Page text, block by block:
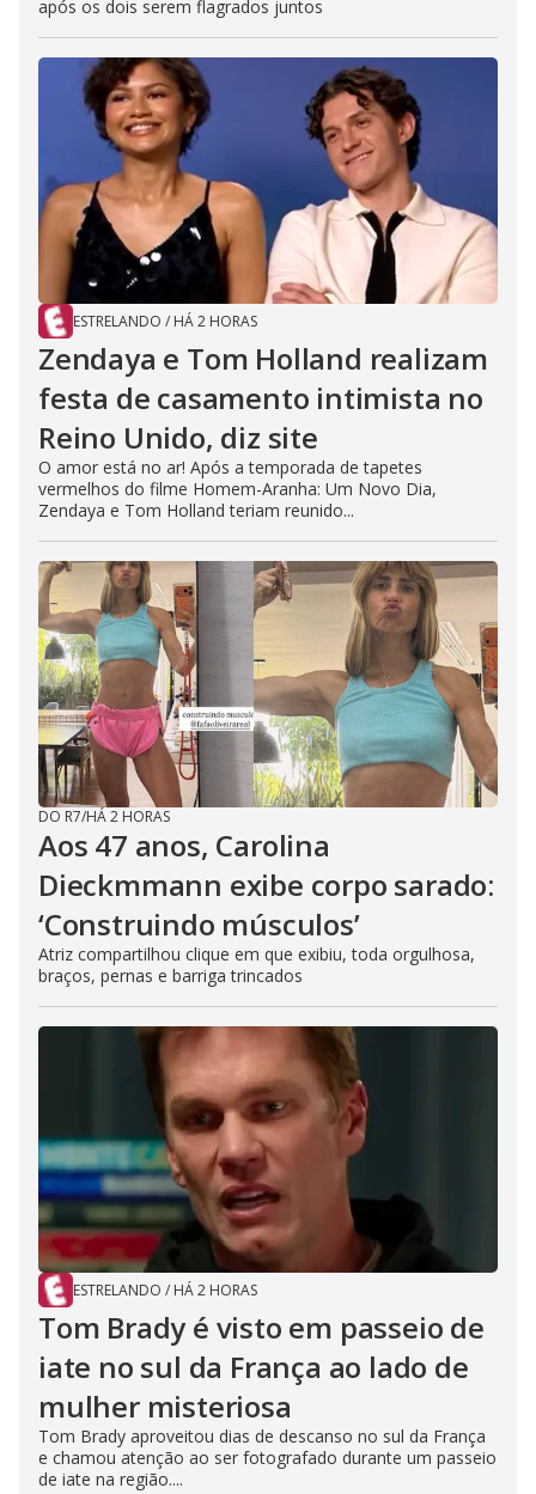
após os dois serem flagrados juntos
ESTRELANDO / HÁ 2 HORAS
Zendaya e Tom Holland realizam
festa de casamento intimista no
Reino Unido, diz site
O amor está no ar! Após a temporada de tapetes
vermelhos do filme Homem-Aranha: Um Novo Dia,
Zendaya e Tom Holland teriam reunido...
DO R7/HÁ 2 HORAS
Aos 47 anos, Carolina
Dieckmmann exibe corpo sarado:
‘Construindo músculos’
Atriz compartilhou clique em que exibiu, toda orgulhosa,
braços, pernas e barriga trincados
ESTRELANDO / HÁ 2 HORAS
Tom Brady é visto em passeio de
iate no sul da França ao lado de
mulher misteriosa
Tom Brady aproveitou dias de descanso no sul da França
e chamou atenção ao ser fotografado durante um passeio
de iate na região....